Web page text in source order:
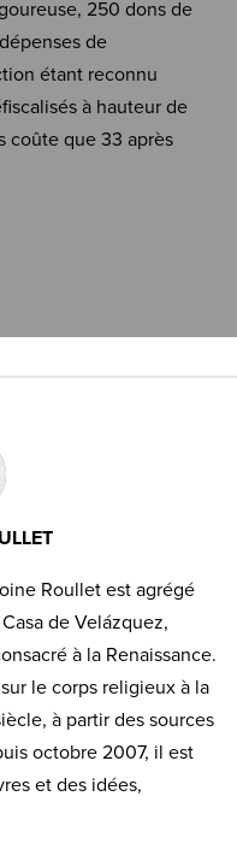
250 dons de
de
étant reconnu
à hauteur de
coûte que 33 après
Roullet est agrégé
de Velázquez,
à la Renaissance.
le corps religieux à la
à partir des sources
octobre 2007, il est
et des idées,